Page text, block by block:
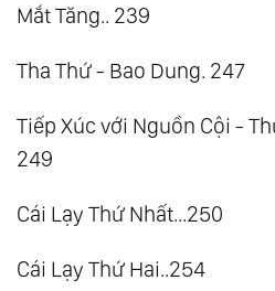
Mắt Tăng.. 239
Tha Thứ - Bao Dung. 247
Tiếp Xúc với Nguồn Cội -
249
Cái Lạy Thứ Nhất...250
Cái Lạy Thứ Hai..254